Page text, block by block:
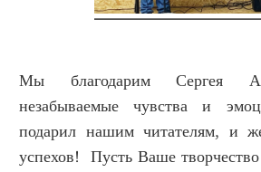
Мы благодарим Сергея
незабываемые чувства и
подарил нашим читателям, и
успехов! Пусть Ваше